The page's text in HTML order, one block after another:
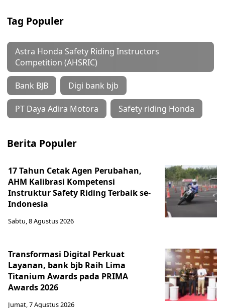
Tag Populer
Astra Honda Safety Riding Instructors
Competition (AHSRIC)
Bank BJB Digi bank bjb
PT Daya Adira Motora Safety riding Honda
Berita Populer
17 Tahun Cetak Agen Perubahan,
AHM Kalibrasi Kompetensi
Instruktur Safety Riding Terbaik se-
Indonesia
Sabtu, 8 Agustus 2026
Transformasi Digital Perkuat
Layanan, bank bjb Raih Lima
Titanium Awards pada PRIMA
Awards 2026
Jumat, 7 Agustus 2026